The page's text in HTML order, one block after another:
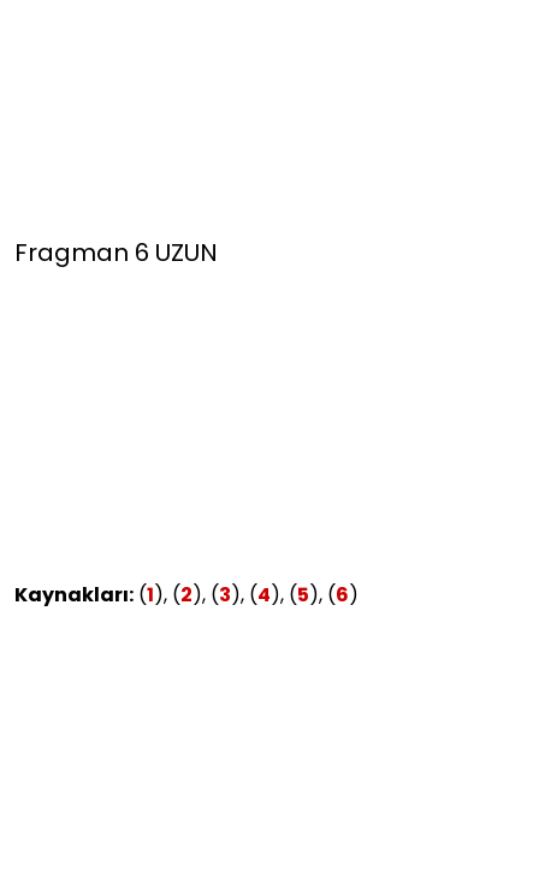
Fragman 6 UZUN
Kaynakları: (1), (2), (3), (4), (5), (6)